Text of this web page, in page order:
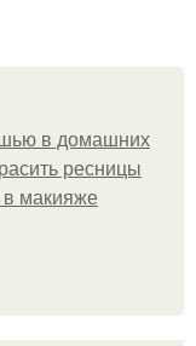
в домашних
ресницы
макияже